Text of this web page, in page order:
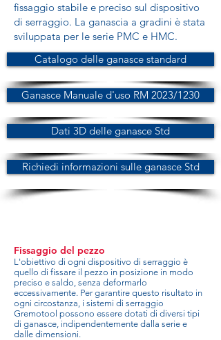
fissaggio stabile e preciso sul dispositivo
di serraggio. La ganascia a gradini è stata
sviluppata per le serie PMC e HMC.
Catalogo delle ganasce standard
Ganasce Manuale d'uso RM 2023/1230
Dati 3D delle ganasce Std
Richiedi informazioni sulle ganasce Std
Fissaggio del pezzo
L'obiettivo di ogni dispositivo di serraggio è
quello di fissare il pezzo in posizione in modo
preciso e saldo, senza deformarlo
eccessivamente. Per garantire questo risultato in
ogni circostanza, i sistemi di serraggio
Gremotool possono essere dotati di diversi tipi
di ganasce, indipendentemente dalla serie e
dalle dimensioni.